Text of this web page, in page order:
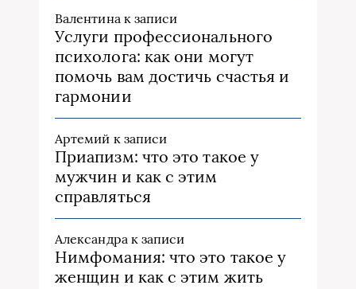
Валентинак записи
Услуги профессионального
психолога: как они могут
помочь вам достичь счастья и
гармонии
Артемий к записи
Приапизм: что это такое у
мужчин и как с этим
справляться
Александрак записи
Нимфомания: что это такое у
женщин и как с этим жить